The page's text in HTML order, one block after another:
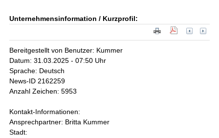
Unternehmensinformation / Kurzprofil:
Bereitgestellt von Benutzer: Kummer
Datum: 31.03.2025 - 07:50 Uhr
Sprache: Deutsch
News-ID 2162259
Anzahl Zeichen: 5953
Kontakt-Informationen:
Ansprechpartner: Britta Kummer
Stadt: